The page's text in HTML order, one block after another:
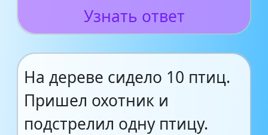
Узнать ответ
На дереве сидело 10 птиц.
Пришел охотник и
подстрелил одну птицу.